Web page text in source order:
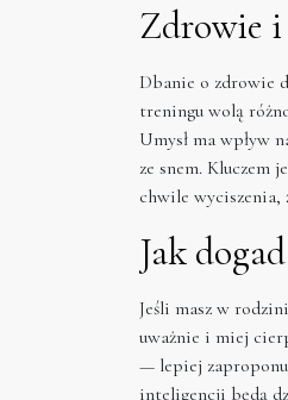
Zdrowie i
Dbanie o zdrowie
treningu wolą
Umysł ma wpływ
ze snem. Kluczem
chwile wyciszenia,
Jak
Jeśli masz w
uważnie i miej
— lepiej
inteligencji będą